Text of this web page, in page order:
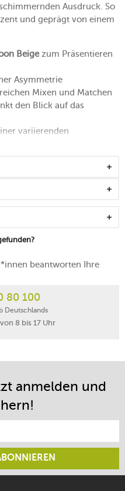
Ausdruck. So
und geprägt von einem
Beigezum Präsentieren
Asymmetrie
Mixen und Matchen
den Blick auf das
variierenden
beantworten Ihre
80 100
Deutschlands
8 bis 17 Uhr
anmelden und